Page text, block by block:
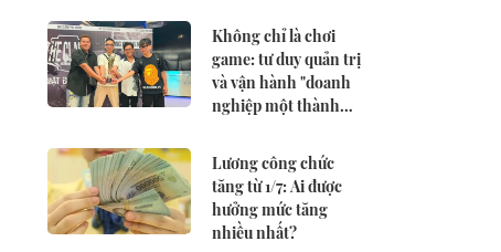
Không chỉ là chơi
game: tư duy quản trị
và vận hành "doanh
nghiệp một thành
Lương công chức
tăng từ 1/7: Ai được
hưởng mức tăng
nhiều nhất?